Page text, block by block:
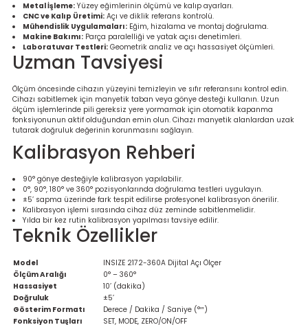
Cihazı
Cihazı
Cihazı
Metal İşleme: Yüzey eğimlerinin ölçümü ve kalıp ayarları.
CNC ve Kalıp Üretimi: Açı ve diklik referans kontrolü.
Mühendislik Uygulamaları: Eğim, hizalama ve montaj doğrulama.
Makine Bakımı: Parça paralelliği ve yatak açısı denetimleri.
Laboratuvar Testleri: Geometrik analiz ve açı hassasiyet ölçümleri.
Uzman Tavsiyesi
Ölçüm öncesinde cihazın yüzeyini temizleyin ve sıfır referansını kontrol edin.
Cihazı sabitlemek için manyetik taban veya gönye desteği kullanın. Uzun
ölçüm işlemlerinde pili gereksiz yere yormamak için otomatik kapanma
fonksiyonunun aktif olduğundan emin olun. Cihazı manyetik alanlardan uzak
tutarak doğruluk değerinin korunmasını sağlayın.
Kalibrasyon Rehberi
90° gönye desteğiyle kalibrasyon yapılabilir.
0°, 90°, 180° ve 360° pozisyonlarında doğrulama testleri uygulayın.
±5’ sapma üzerinde fark tespit edilirse profesyonel kalibrasyon önerilir.
Kalibrasyon işlemi sırasında cihaz düz zeminde sabitlenmelidir.
Yılda bir kez rutin kalibrasyon yapılması tavsiye edilir.
Teknik Özellikler
Model
INSIZE 2172-360A Dijital Açı Ölçer
Ölçüm Aralığı
0° – 360°
Hassasiyet
10’ (dakika)
Doğruluk
±5’
Gösterim Formatı
Derece / Dakika / Saniye (°′″)
Fonksiyon Tuşları
SET, MODE, ZERO/ON/OFF